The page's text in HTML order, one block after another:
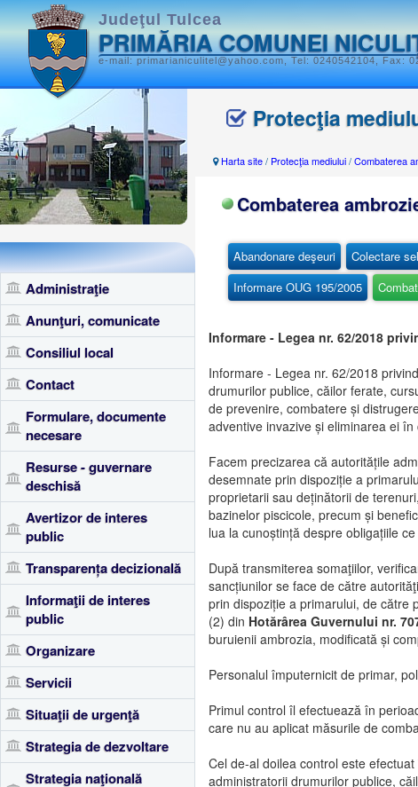
Judeţul Tulcea
PRIMĂRIA COMUNEI
e-mail: primarianiculitel@yahoo.com, Tel: 0240542104, Fax:
Administraţie
Anunţuri, comunicate
Consiliul local
Contact
Formulare, documente
necesare
Resurse - guvernare
deschisă
Avertizor de interes
public
Transparența decizională
Informaţii de interes
public
Organizare
Servicii
Situaţii de urgenţă
Strategia de dezvoltare
Strategia naţională
Protecţia
Harta site/ Protecţia mediului/Combaterea
Combaterea
Abandonare deşeuri Colectare
Informare OUG 195/2005
Informare - Legea nr. 62/2018
Informare - Legea nr. 62/2018
drumurilor publice, căilor ferate,
de prevenire, combatere și
adventive invazive și eliminarea ei
Facem precizarea că autoritățile
desemnate prin dispoziție a
proprietarii sau deținătorii de
bazinelor piscicole, precum și
lua la cunoștință despre obligațiile
După transmiterea somaţiilor,
sancțiunilor se face de către
prin dispoziție a primarului, de către
(2) din Hotărârea Guvernului nr.
buruienii ambrozia, modificată și
Personalul împuternicit de primar,
Primul control îl efectuează în
care nu au aplicat măsurile de
Cel de-al doilea control este
administratorii drumurilor publice,